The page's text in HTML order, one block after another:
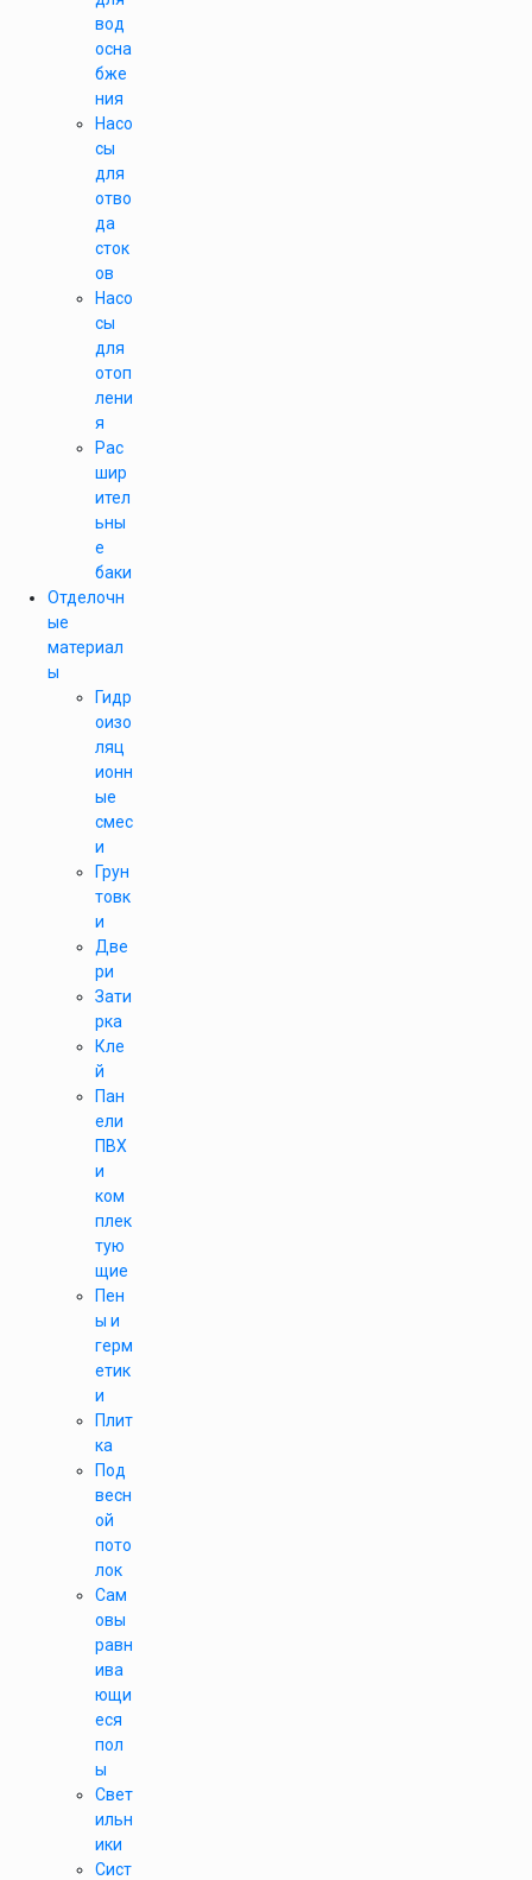
вод
осна
бже
ния
Насо
сы
для
отво
да
сток
ов
Насо
сы
для
отоп
лени
я
Рас
шир
ител
ьны
е
баки
Отделочн
ые
материал
ы
Гидр
оизо
ляц
ионн
ые
смес
и
Грун
товк
и
Две
ри
Зати
рка
Кле
й
Пан
ели
ПВХ
и
ком
плек
тую
щие
Пен
ы и
герм
етик
и
Плит
ка
Под
весн
ой
пото
лок
Сам
овы
равн
ива
ющи
еся
пол
ы
Свет
ильн
ики
Сист